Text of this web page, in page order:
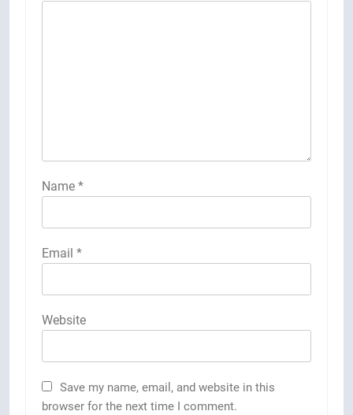
Name *
Email *
Website
Save my name, email, and website in this
browser for the next time I comment.